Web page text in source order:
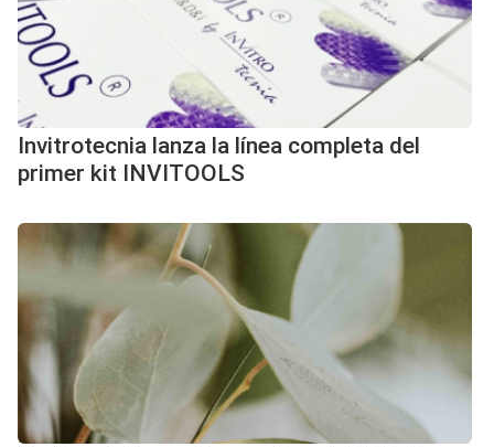
Invitrotecnia lanza la línea completa del
primer kit INVITOOLS